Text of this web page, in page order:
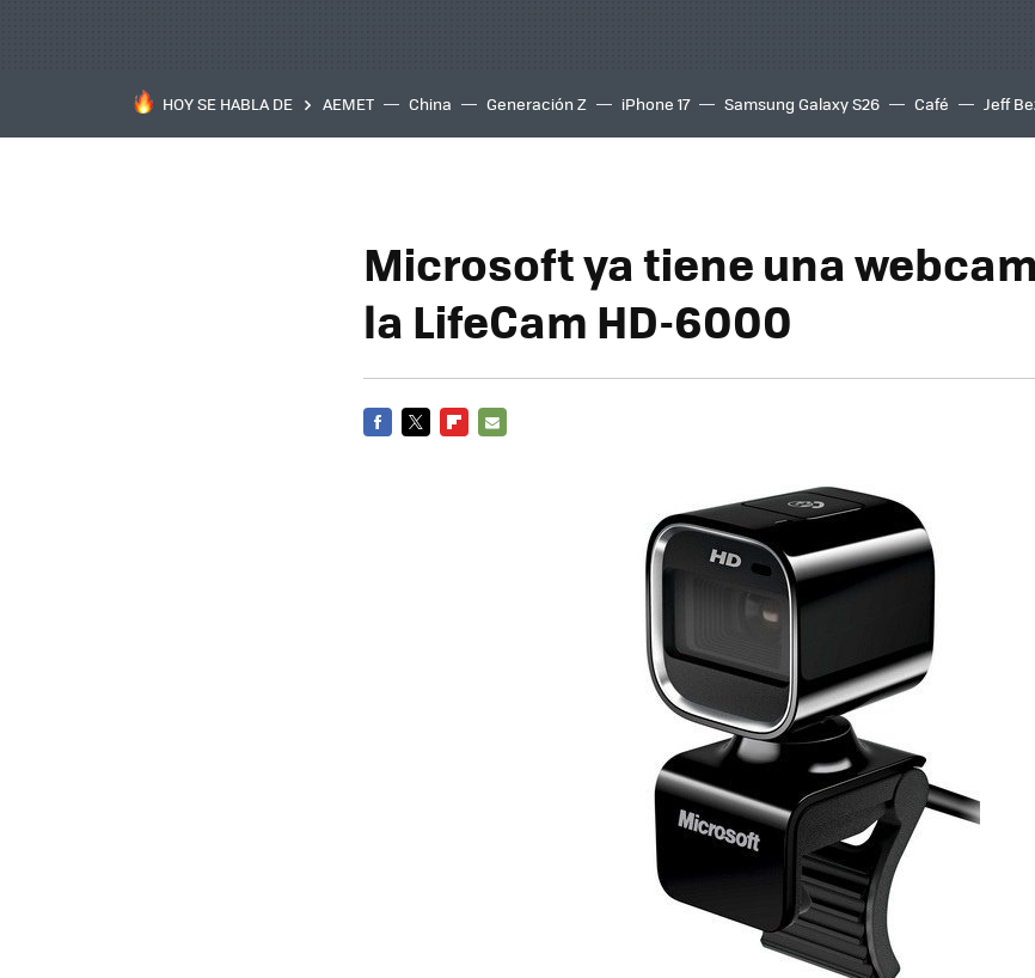
HOY SE HABLA DE AEMET China Generación Z iPhone 17 Samsung Galaxy S26 Café Jeff
Microsoft ya tiene una
la LifeCam HD-6000